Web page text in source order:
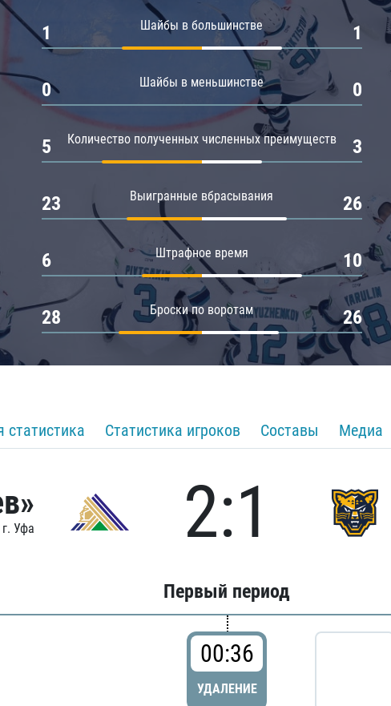
Шайбы в большинстве
1 1
Шайбы в меньшинстве
0 0
Количество полученных численных преимуществ
5 3
Выигранные вбрасывания
23 26
Штрафное время
6 10
Броски по воротам
28 26
Статистика игроков Составы Медиа
г. Уфа 2:1
Первый период
00:36
УДАЛЕНИЕ